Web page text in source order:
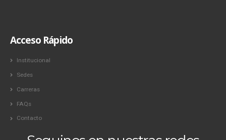
Acceso Rápido
Institucional
Sedes
Carreras
FAQs
Contacto